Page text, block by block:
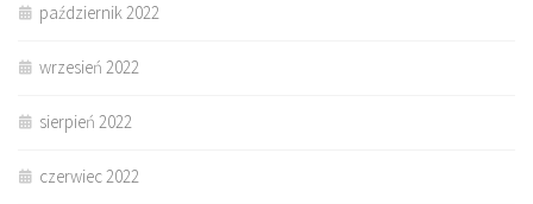
październik 2022
wrzesień 2022
sierpień 2022
czerwiec 2022